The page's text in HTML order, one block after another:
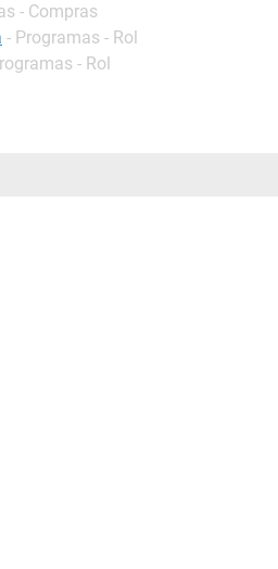
- Compras
- Programas - Rol
- Rol